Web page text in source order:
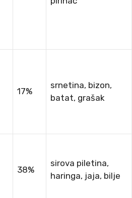
17%
srnetina, bizon,
batat, grašak
38%
sirova piletina,
haringa, jaja, bilje